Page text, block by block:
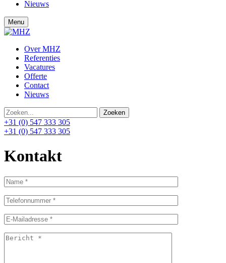
Nieuws
Menu
Over MHZ
Referenties
Vacatures
Offerte
Contact
Nieuws
+31 (0) 547 333 305
+31 (0) 547 333 305
Kontakt